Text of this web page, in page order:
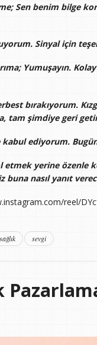
Sen benim bilge
Sinyal için
Yumuşayın.
bırakıyorum.
tam şimdiye geri
ediyorum.
etmek yerine özenle
buna nasıl yanıt
reel/
sağlık sevgi